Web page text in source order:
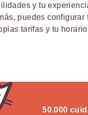
y tu
puedes configurar
tarifas y tu
50.000